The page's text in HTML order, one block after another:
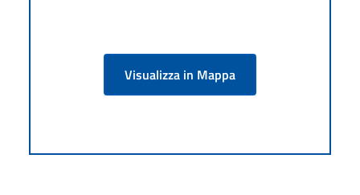
Visualizza in Mappa